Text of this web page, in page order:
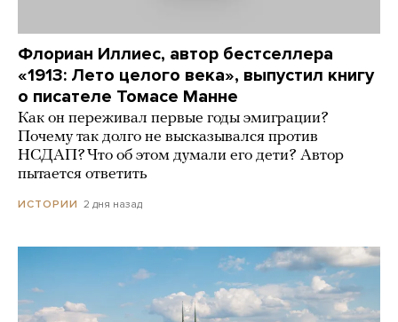
Флориан Иллиес, автор бестселлера
«1913: Лето целого века», выпустил книгу
о писателе Томасе Манне
Как он переживал первые годы эмиграции?
Почему так долго не высказывался против
НСДАП? Что об этом думали его дети? Автор
пытается ответить
ИСТОРИИ 2 дня назад